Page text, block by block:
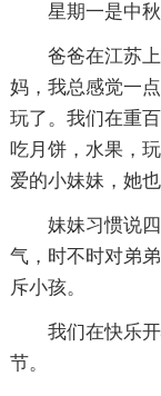
星期一是中
爸爸在江苏
妈，我总感觉一
玩了。我们在重
吃月饼，水果，
爱的小妹妹，她
妹妹习惯说
气，时不时对弟
斥小孩。
我们在快乐
节。